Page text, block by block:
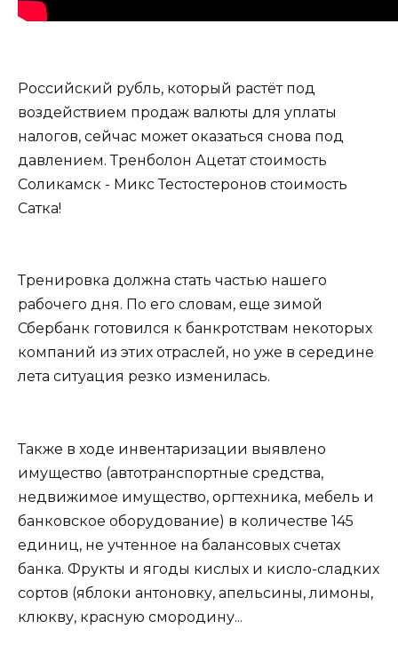
Российский рубль, который растёт под
воздействием продаж валюты для уплаты
налогов, сейчас может оказаться снова под
давлением. Тренболон Ацетат стоимость
Соликамск - Микс Тестостеронов стоимость
Сатка!
Тренировка должна стать частью нашего
рабочего дня. По его словам, еще зимой
Сбербанк готовился к банкротствам некоторых
компаний из этих отраслей, но уже в середине
лета ситуация резко изменилась.
Также в ходе инвентаризации выявлено
имущество (автотранспортные средства,
недвижимое имущество, оргтехника, мебель и
банковское оборудование) в количестве 145
единиц, не учтенное на балансовых счетах
банка. Фрукты и ягоды кислых и кисло-сладких
сортов (яблоки антоновку, апельсины, лимоны,
клюкву, красную смородину...